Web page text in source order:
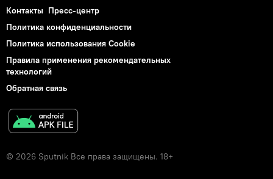
Контакты Пресс-центр
Политика конфиденциальности
Политика использования Cookie
Правила применения рекомендательных
технологий
Обратная связь
© 2026 Sputnik Все права защищены. 18+